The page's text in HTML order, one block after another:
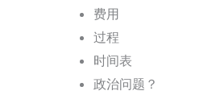
费用
过程
时间表
政治问题？